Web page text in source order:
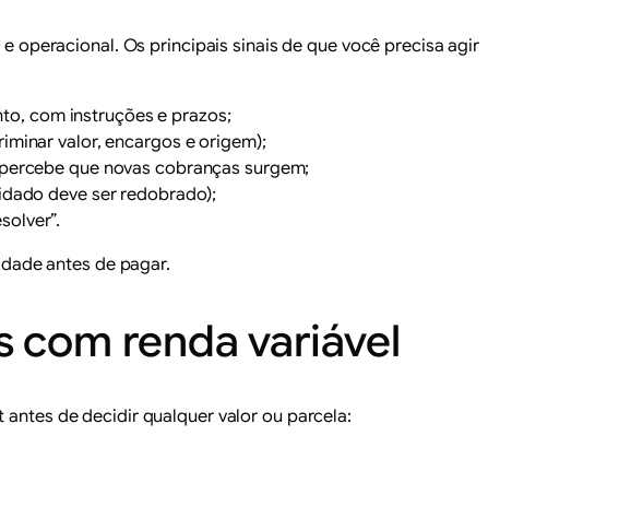
operacional. Os principais sinais de que você precisa agir
com instruções e prazos;
valor, encargos e origem);
que novas cobranças surgem;
deve ser redobrado);
antes de pagar.
com renda variável
de decidir qualquer valor ou parcela: